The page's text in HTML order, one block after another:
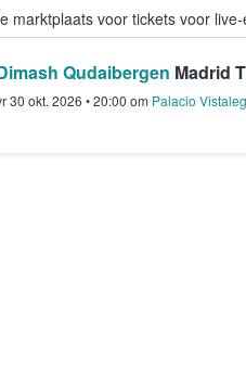
marktplaats voor tickets voor
waar fans
Qudaibergen Madrid
30 okt. 2026 •20:00 om Palacio